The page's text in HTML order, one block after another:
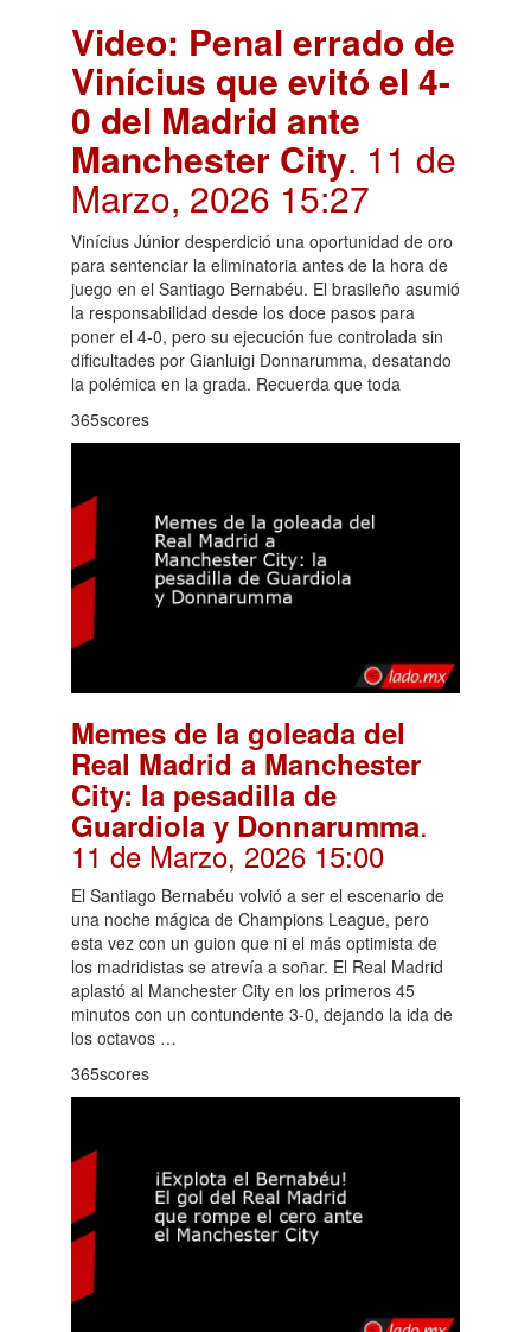
Video: Penal errado de
Vinícius que evitó el 4-
0 del Madrid ante
Manchester City. 11 de
Marzo, 2026 15:27
Vinícius Júnior desperdició una oportunidad de oro
para sentenciar la eliminatoria antes de la hora de
juego en el Santiago Bernabéu. El brasileño asumió
la responsabilidad desde los doce pasos para
poner el 4-0, pero su ejecución fue controlada sin
dificultades por Gianluigi Donnarumma, desatando
la polémica en la grada. Recuerda que toda
365scores
Memes de la goleada del
Real Madrid a Manchester
City: la pesadilla de
Guardiola y Donnarumma.
11 de Marzo, 2026 15:00
El Santiago Bernabéu volvió a ser el escenario de
una noche mágica de Champions League, pero
esta vez con un guion que ni el más optimista de
los madridistas se atrevía a soñar. El Real Madrid
aplastó al Manchester City en los primeros 45
minutos con un contundente 3-0, dejando la ida de
los octavos …
365scores